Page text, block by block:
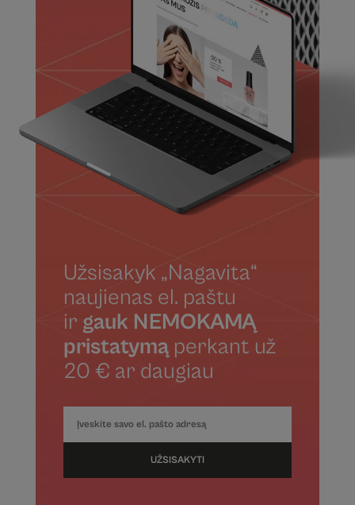
Užsisakyk „Nagavita“
naujienas el. paštu
ir gauk NEMOKAMĄ
pristatymąperkant už
20 € ar daugiau
UŽSISAKYTI